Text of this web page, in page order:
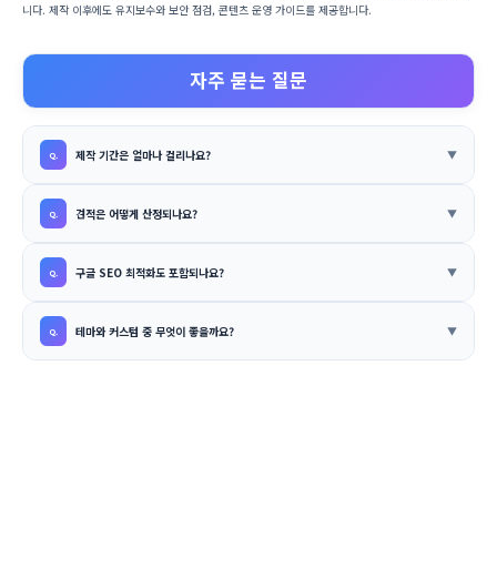
니다. 제작 이후에도 유지보수와 보안 점검, 콘텐츠 운영 가이드를 제공합니다.
자주 묻는 질문
제작 기간은 얼마나 걸리나요?
견적은 어떻게 산정되나요?
구글 SEO 최적화도 포함되나요?
테마와 커스텀 중 무엇이 좋을까요?